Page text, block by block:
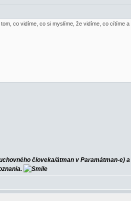
co vidíme, co si myslíme, že vidíme, co cítíme
človeka/átman v Paramátman-e)